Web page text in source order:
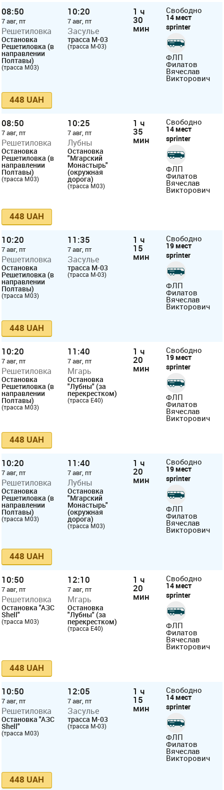
08:50
7 авг, пт
Решетиловка
Остановка
Решетиловка (в
направлении
Полтавы)
(трасса М03)
10:20
7 авг, пт
Засулье
трасса М-03
(трасса М-03)
1 ч
30
мин
Свободно
14 мест
sprinter
ФЛП
Филатов
Вячеслав
Викторович
448 UAH
08:50
7 авг, пт
Решетиловка
Остановка
Решетиловка (в
направлении
Полтавы)
(трасса М03)
10:25
7 авг, пт
Лубны
Остановка
"Мгарский
Монастырь"
(окружная
дорога)
(трасса М03)
1 ч
35
мин
Свободно
14 мест
sprinter
ФЛП
Филатов
Вячеслав
Викторович
448 UAH
10:20
7 авг, пт
Решетиловка
Остановка
Решетиловка (в
направлении
Полтавы)
(трасса М03)
11:35
7 авг, пт
Засулье
трасса М-03
(трасса М-03)
1 ч
15
мин
Свободно
19 мест
sprinter
ФЛП
Филатов
Вячеслав
Викторович
448 UAH
10:20
7 авг, пт
Решетиловка
Остановка
Решетиловка (в
направлении
Полтавы)
(трасса М03)
11:40
7 авг, пт
Мгарь
Остановка
"Лубны" (за
перекрестком)
(трасса E40)
1 ч
20
мин
Свободно
19 мест
sprinter
ФЛП
Филатов
Вячеслав
Викторович
448 UAH
10:20
7 авг, пт
Решетиловка
Остановка
Решетиловка (в
направлении
Полтавы)
(трасса М03)
11:40
7 авг, пт
Лубны
Остановка
"Мгарский
Монастырь"
(окружная
дорога)
(трасса М03)
1 ч
20
мин
Свободно
19 мест
sprinter
ФЛП
Филатов
Вячеслав
Викторович
448 UAH
10:50
7 авг, пт
Решетиловка
Остановка "АЗС
Shell"
(трасса M03)
12:10
7 авг, пт
Мгарь
Остановка
"Лубны" (за
перекрестком)
(трасса E40)
1 ч
20
мин
Свободно
14 мест
sprinter
ФЛП
Филатов
Вячеслав
Викторович
448 UAH
10:50
7 авг, пт
Решетиловка
Остановка "АЗС
Shell"
(трасса M03)
12:05
7 авг, пт
Засулье
трасса М-03
(трасса М-03)
1 ч
15
мин
Свободно
14 мест
sprinter
ФЛП
Филатов
Вячеслав
Викторович
448 UAH